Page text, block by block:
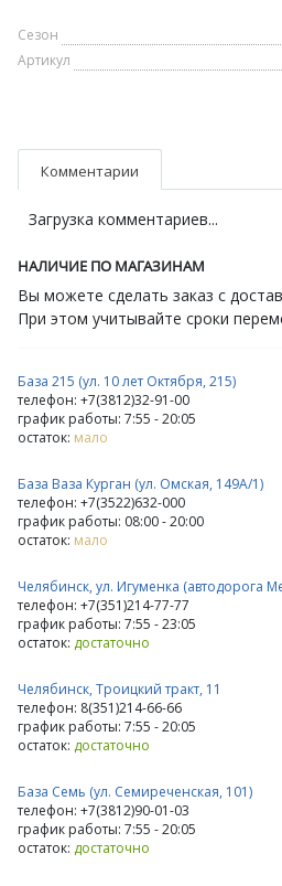
Сезон
Артикул
Комментарии
Загрузка комментариев...
НАЛИЧИЕ ПО МАГАЗИНАМ
Вы можете сделать заказ с
При этом учитывайте сроки
База 215 (ул. 10 лет Октября, 215)
телефон: +7(3812)32-91-00
график работы: 7:55 - 20:05
остаток: мало
База Ваза Курган (ул. Омская, 149А/1)
телефон: +7(3522)632-000
график работы: 08:00 - 20:00
остаток: мало
Челябинск, ул. Игуменка (автодорога
телефон: +7(351)214-77-77
график работы: 7:55 - 23:05
остаток: достаточно
Челябинск, Троицкий тракт, 11
телефон: 8(351)214-66-66
график работы: 7:55 - 20:05
остаток: достаточно
База Семь (ул. Семиреченская, 101)
телефон: +7(3812)90-01-03
график работы: 7:55 - 20:05
остаток: достаточно